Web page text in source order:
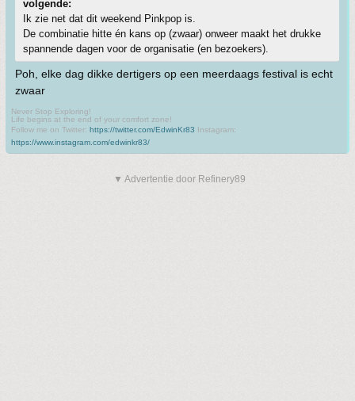
volgende:
Ik zie net dat dit weekend Pinkpop is.
De combinatie hitte én kans op (zwaar) onweer maakt het drukke
spannende dagen voor de organisatie (en bezoekers).
Poh, elke dag dikke dertigers op een meerdaags festival is echt
zwaar
Never Stop Exploring!
Life begins at the end of your comfort zone!
Follow me on Twitter: https://twitter.com/EdwinKr83 Instagram:
https://www.instagram.com/edwinkr83/
▼ Advertentie door Refinery89